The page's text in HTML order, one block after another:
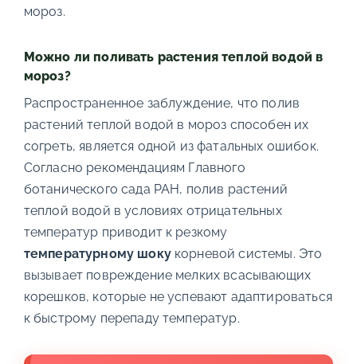
мороз.
Можно ли поливать растения теплой водой в
мороз?
Распространенное заблуждение, что полив
растений теплой водой в мороз способен их
согреть, является одной из фатальных ошибок.
Согласно рекомендациям Главного
ботанического сада РАН, полив растений
теплой водой в условиях отрицательных
температур приводит к резкому
температурному шокукорневой системы. Это
вызывает повреждение мелких всасывающих
корешков, которые не успевают адаптироваться
к быстрому перепаду температур.